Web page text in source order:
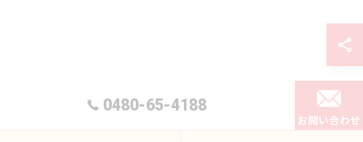
0480-65-4188
お問い合わせ